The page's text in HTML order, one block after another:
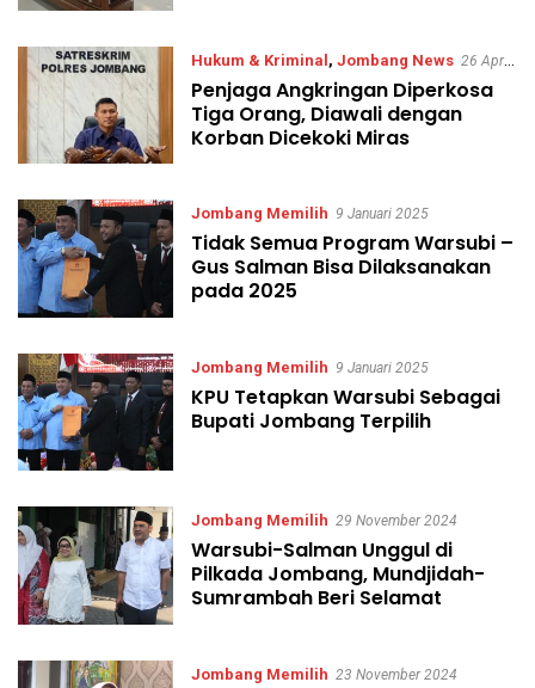
Hukum & Kriminal , Jombang News 26 April
2025
Penjaga Angkringan Diperkosa
Tiga Orang, Diawali dengan
Korban Dicekoki Miras
Jombang Memilih 9 Januari 2025
Tidak Semua Program Warsubi –
Gus Salman Bisa Dilaksanakan
pada 2025
Jombang Memilih 9 Januari 2025
KPU Tetapkan Warsubi Sebagai
Bupati Jombang Terpilih
Jombang Memilih 29 November 2024
Warsubi-Salman Unggul di
Pilkada Jombang, Mundjidah-
Sumrambah Beri Selamat
Jombang Memilih 23 November 2024